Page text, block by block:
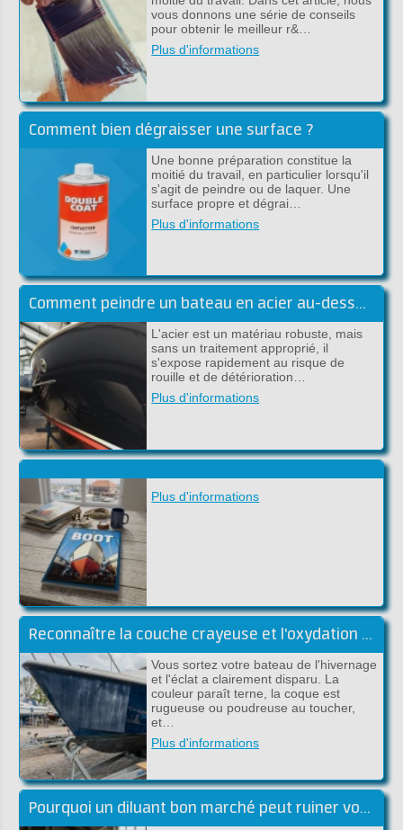
vous donnons une série de conseils
pour obtenir le meilleur r&…
Plus d'informations
Comment bien dégraisser une surface ?
Une bonne préparation constitue la
moitié du travail, en particulier lorsqu'il
s'agit de peindre ou de laquer. Une
surface propre et dégrai…
Plus d'informations
Comment peindre un bateau en acier au-dessus et sous la ligne de flottaison
L'acier est un matériau robuste, mais
sans un traitement approprié, il
s'expose rapidement au risque de
rouille et de détérioration…
Plus d'informations
Plus d'informations
Reconnaître la couche crayeuse et l'oxydation du gelcoat
Vous sortez votre bateau de l'hivernage
et l'éclat a clairement disparu. La
couleur paraît terne, la coque est
rugueuse ou poudreuse au toucher,
et…
Plus d'informations
Pourquoi un diluant bon marché peut ruiner votre peinture haut de gamme